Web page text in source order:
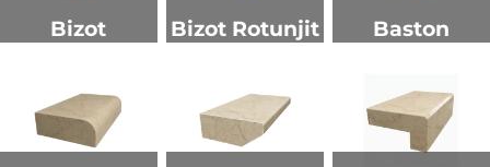
Bizot Bizot Rotunjit Baston